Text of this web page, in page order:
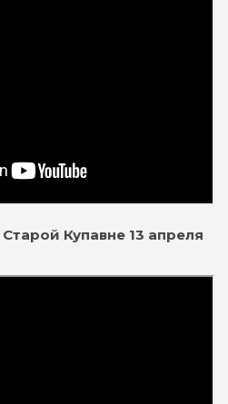
Купавне 13 апреля